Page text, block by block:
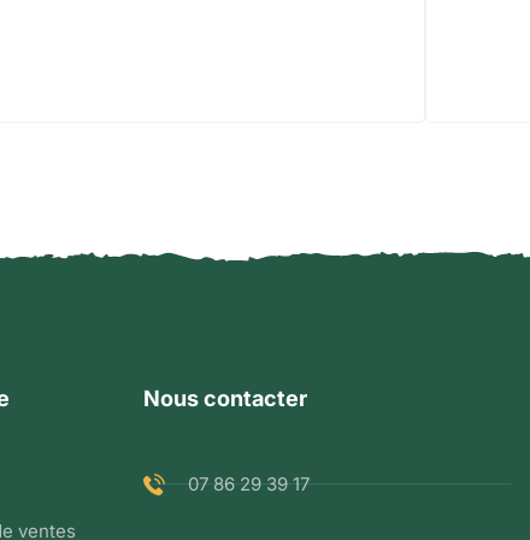
ventes
Nous contacter
07 86 29 39 17